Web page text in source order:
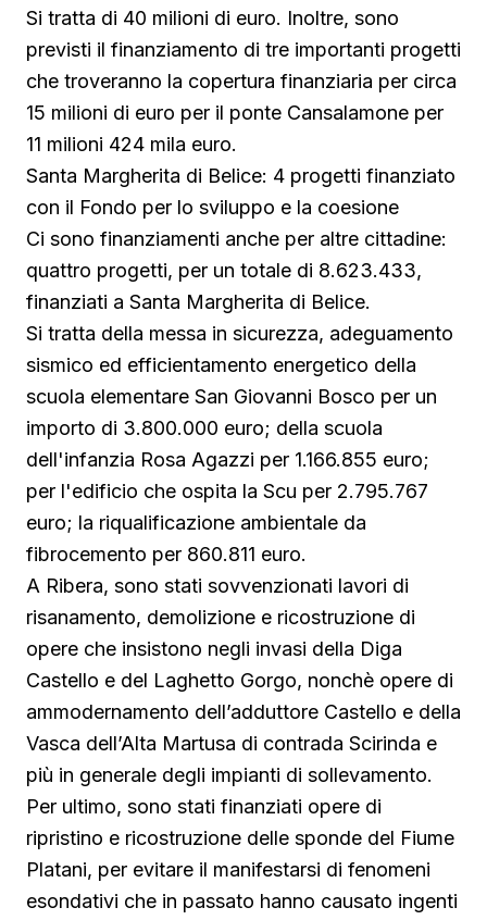
Si tratta di 40 milioni di euro. Inoltre, sono
previsti il finanziamento di tre importanti progetti
che troveranno la copertura finanziaria per circa
15 milioni di euro per il ponte Cansalamone per
11 milioni 424 mila euro.
Santa Margherita di Belice: 4 progetti finanziato
con il Fondo per lo sviluppo e la coesione
Ci sono finanziamenti anche per altre cittadine:
quattro progetti, per un totale di 8.623.433,
finanziati a Santa Margherita di Belice.
Si tratta della messa in sicurezza, adeguamento
sismico ed efficientamento energetico della
scuola elementare San Giovanni Bosco per un
importo di 3.800.000 euro; della scuola
dell'infanzia Rosa Agazzi per 1.166.855 euro;
per l'edificio che ospita la Scu per 2.795.767
euro; la riqualificazione ambientale da
fibrocemento per 860.811 euro.
A Ribera, sono stati sovvenzionati lavori di
risanamento, demolizione e ricostruzione di
opere che insistono negli invasi della Diga
Castello e del Laghetto Gorgo, nonchè opere di
ammodernamento dell’adduttore Castello e della
Vasca dell’Alta Martusa di contrada Scirinda e
più in generale degli impianti di sollevamento.
Per ultimo, sono stati finanziati opere di
ripristino e ricostruzione delle sponde del Fiume
Platani, per evitare il manifestarsi di fenomeni
esondativi che in passato hanno causato ingenti